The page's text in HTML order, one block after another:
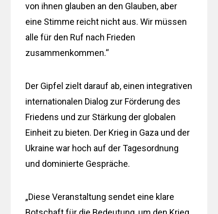
von ihnen glauben an den Glauben, aber
eine Stimme reicht nicht aus. Wir müssen
alle für den Ruf nach Frieden
zusammenkommen.“
Der Gipfel zielt darauf ab, einen integrativen
internationalen Dialog zur Förderung des
Friedens und zur Stärkung der globalen
Einheit zu bieten. Der Krieg in Gaza und der
Ukraine war hoch auf der Tagesordnung
und dominierte Gespräche.
„Diese Veranstaltung sendet eine klare